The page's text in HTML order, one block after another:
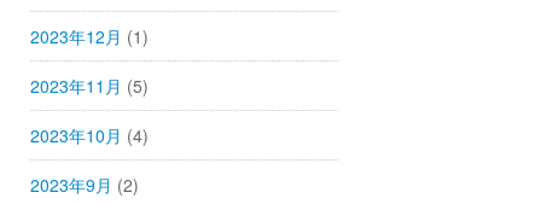
2023年12月 (1)
2023年11月 (5)
2023年10月 (4)
2023年9月 (2)